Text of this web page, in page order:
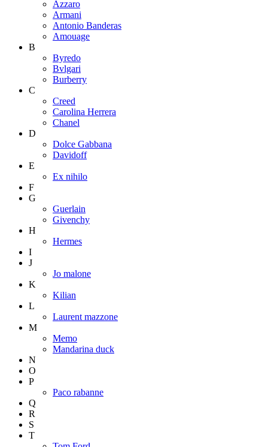
Azzaro
Armani
Antonio Banderas
Amouage
B
Byredo
Bvlgari
Burberry
C
Creed
Carolina Herrera
Chanel
D
Dolce Gabbana
Davidoff
E
Ex nihilo
F
G
Guerlain
Givenchy
H
Hermes
I
J
Jo malone
K
Kilian
L
Laurent mazzone
M
Memo
Mandarina duck
N
O
P
Paco rabanne
Q
R
S
T